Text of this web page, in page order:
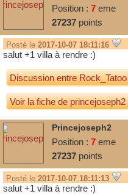
Position : 7 eme
27237 points
Posté le 2017-10-07 18:11:16
salut +1 villa à rendre :)
Discussion entreRock_Tatoo
Voir la fiche de princejoseph2
Princejoseph2
Position : 7 eme
27237 points
Posté le 2017-10-07 18:11:13
salut +1 villa à rendre :)